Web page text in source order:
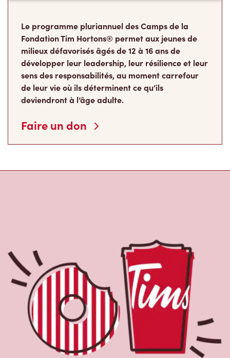
Le programme pluriannuel des Camps de la
Fondation Tim Hortons® permet aux jeunes de
milieux défavorisés âgés de 12 à 16 ans de
développer leur leadership, leur résilience et leur
sens des responsabilités, au moment carrefour
de leur vie où ils déterminent ce qu’ils
deviendront à l’âge adulte.
Faire un don